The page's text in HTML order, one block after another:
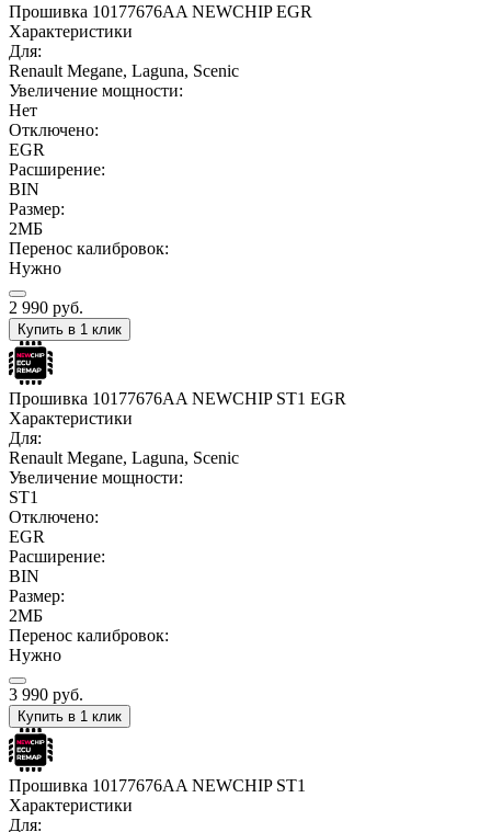
Прошивка 10177676AA NEWCHIP EGR
Характеристики
Для:
Renault Megane, Laguna, Scenic
Увеличение мощности:
Нет
Отключено:
EGR
Расширение:
BIN
Размер:
2МБ
Перенос калибровок:
Нужно
2 990 руб.
Купить в 1 клик
Прошивка 10177676AA NEWCHIP ST1 EGR
Характеристики
Для:
Renault Megane, Laguna, Scenic
Увеличение мощности:
ST1
Отключено:
EGR
Расширение:
BIN
Размер:
2МБ
Перенос калибровок:
Нужно
3 990 руб.
Купить в 1 клик
Прошивка 10177676AA NEWCHIP ST1
Характеристики
Для: